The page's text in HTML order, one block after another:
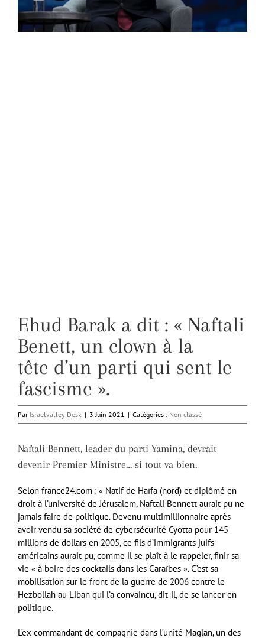
Ehud Barak a dit : « Naftali
Benett, un clown à la
tête d’un parti qui sent le
fascisme ».
Par Israelvalley Desk | 3 Juin 2021 | Catégories : Non classé
Naftali Bennett, leader du parti Yamina, devrait
devenir Premier Ministre… si tout va bien.
Selon france24.com : « Natif de Haïfa (nord) et diplômé en
droit à l’université de Jérusalem, Naftali Bennett aurait pu ne
jamais faire de politique. Devenu multimillionnaire après
avoir vendu sa société de cybersécurité Cyotta pour 145
millions de dollars en 2005, ce fils d’immigrants juifs
américains aurait pu, comme il se plaît à le rappeler, finir sa
vie « à boire des cocktails dans les Caraïbes ». C’est sa
mobilisation sur le front de la guerre de 2006 contre le
Hezbollah au Liban qui l’a convaincu, dit-il, de se lancer en
politique.
L’ex-commandant de compagnie dans l’unité Maglan, un des